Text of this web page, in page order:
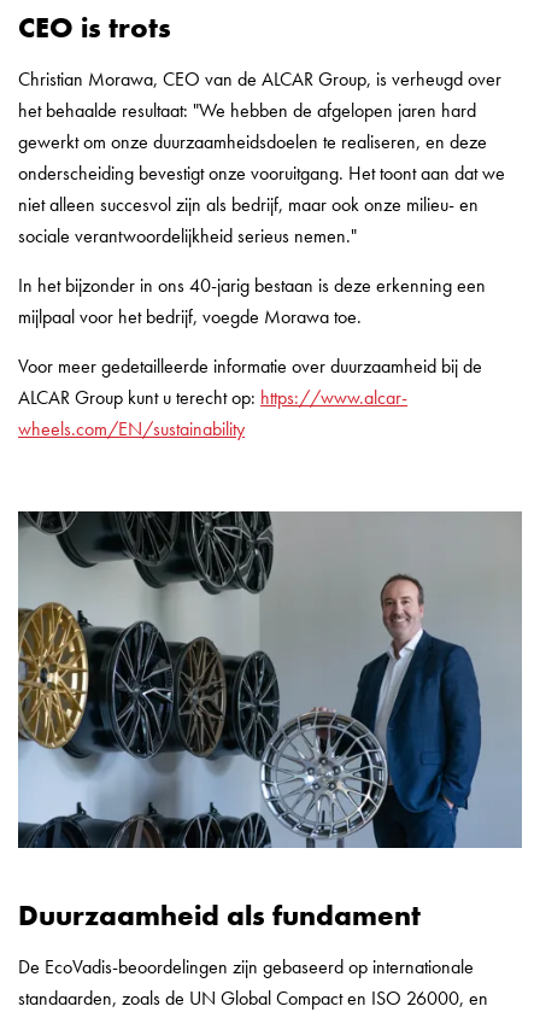
CEO is trots
Christian Morawa, CEO van de ALCAR Group, is verheugd over
het behaalde resultaat: "We hebben de afgelopen jaren hard
gewerkt om onze duurzaamheidsdoelen te realiseren, en deze
onderscheiding bevestigt onze vooruitgang. Het toont aan dat we
niet alleen succesvol zijn als bedrijf, maar ook onze milieu- en
sociale verantwoordelijkheid serieus nemen."
In het bijzonder in ons 40-jarig bestaan is deze erkenning een
mijlpaal voor het bedrijf, voegde Morawa toe.
Voor meer gedetailleerde informatie over duurzaamheid bij de
ALCAR Group kunt u terecht op: https://www.alcar-
wheels.com/EN/sustainability
Duurzaamheid als fundament
De EcoVadis-beoordelingen zijn gebaseerd op internationale
standaarden, zoals de UN Global Compact en ISO 26000, en